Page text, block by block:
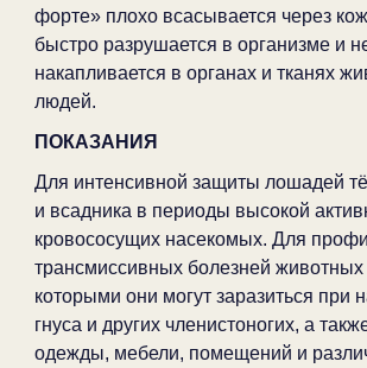
форте» плохо всасывается через
быстро разрушается в организме и
накапливается в органах и тканях
людей.
ПОКАЗАНИЯ
Для интенсивной защиты лошадей
и всадника в периоды высокой
кровососущих насекомых. Для
трансмиссивных болезней
которыми они могут заразиться при
гнуса и других членистоногих, а
одежды, мебели, помещений и